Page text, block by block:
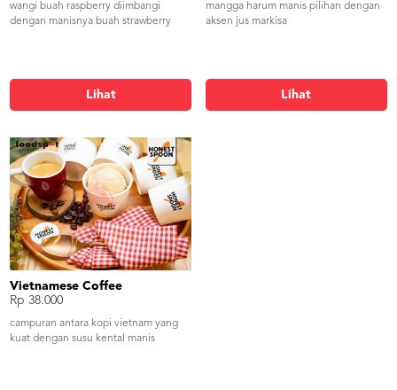
wangi buah raspberry diimbangi
dengan manisnya buah strawberry
Lihat
mangga harum manis pilihan dengan
aksen jus markisa
Lihat
Vietnamese Coffee
Rp 38.000
campuran antara kopi vietnam yang
kuat dengan susu kental manis